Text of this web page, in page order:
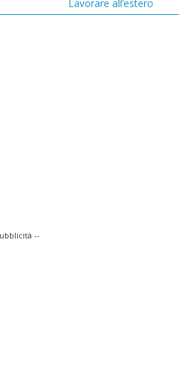
Lavorare all’estero
--